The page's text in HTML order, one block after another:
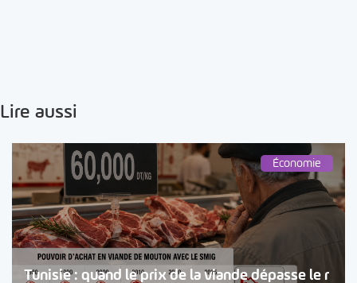
Lire aussi
Économie
Tunisie : quand le prix de la viande dépasse le r